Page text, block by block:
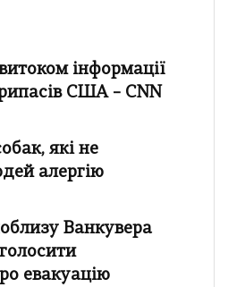
інформації
США – CNN
які не
алергію
Ванкувера
евакуацію